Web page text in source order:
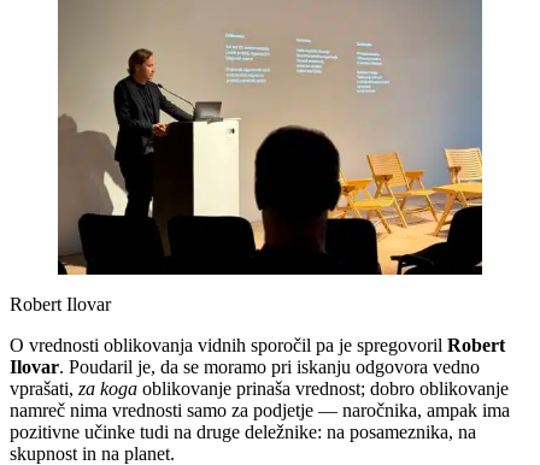
Robert Ilovar
O vrednosti oblikovanja vidnih sporočil pa je spregovoril Robert
Ilovar. Poudaril je, da se moramo pri iskanju odgovora vedno
vprašati, za koga oblikovanje prinaša vrednost; dobro oblikovanje
namreč nima vrednosti samo za podjetje — naročnika, ampak ima
pozitivne učinke tudi na druge deležnike: na posameznika, na
skupnost in na planet.